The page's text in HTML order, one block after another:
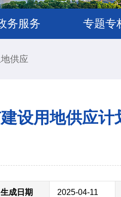
务服务 专题专
供应
设用地供应计
生成日期 2025-04-11